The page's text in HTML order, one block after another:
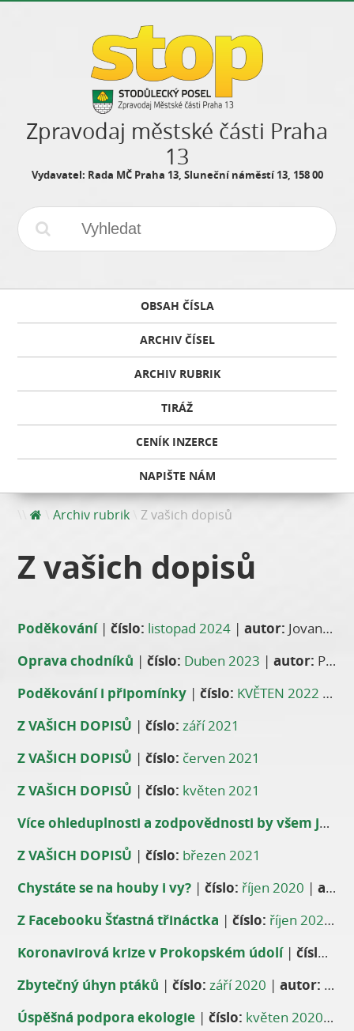
Zpravodaj městské části Praha
13
Vydavatel: Rada MČ Praha 13, Sluneční náměstí 13, 158 00
OBSAH ČÍSLA
ARCHIV ČÍSEL
ARCHIV RUBRIK
TIRÁŽ
CENÍK INZERCE
NAPIŠTE NÁM
Archiv rubrik Z vašich dopisů
Z vašich dopisů
Poděkování|číslo: listopad 2024 |autor: Jovana Chvojková
Oprava chodníků |číslo: Duben 2023 |autor: Petr R. Palouš
Poděkování i připomínky |číslo: KVĚTEN 2022
Z VAŠICH DOPISŮ |číslo: září 2021
Z VAŠICH DOPISŮ |číslo: červen 2021
Z VAŠICH DOPISŮ |číslo: květen 2021
Více ohleduplnosti a zodpovědnosti by všem jen prospělo
Z VAŠICH DOPISŮ |číslo: březen 2021
Chystáte se na houby i vy? |číslo: říjen 2020 |autor:
Z Facebooku Šťastná třináctka |číslo: říjen 2020 |
Koronavirová krize v Prokopském údolí|číslo:
Zbytečný úhyn ptáků |číslo: září 2020 |autor:
Úspěšná podpora ekologie |číslo: květen 2020|